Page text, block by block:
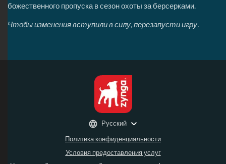
божественного пропуска в сезон охоты за берсерками.
Чтобы изменения вступили в силу, перезапусти игру.
Политика конфиденциальности
Условия предоставления услуг
Русский